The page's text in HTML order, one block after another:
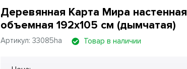
Деревянная Карта Мира настенная
объемная 192x105 см (дымчатая)
Артикул: 33085ha Товар в наличии